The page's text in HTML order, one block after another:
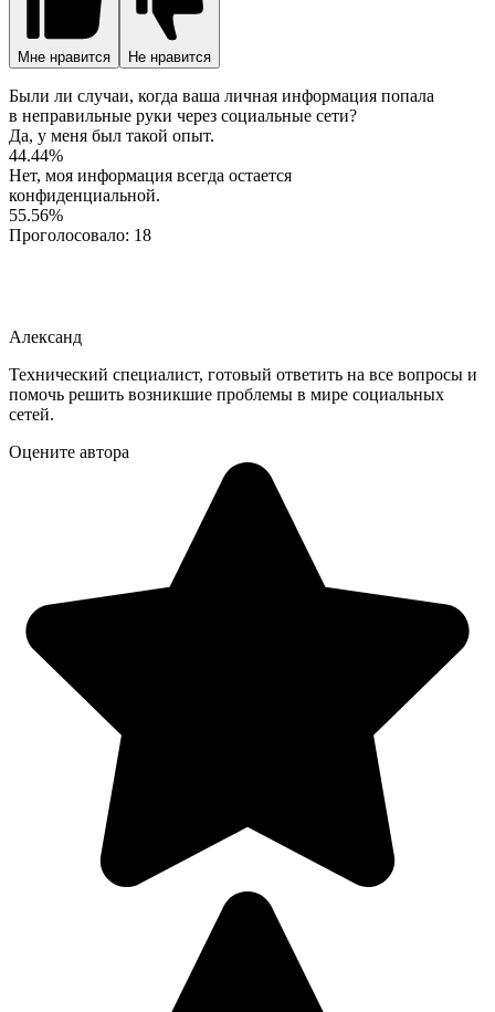
Мне нравится Не нравится
Были ли случаи, когда ваша личная информация попала
в неправильные руки через социальные сети?
Да, у меня был такой опыт.
44.44%
Нет, моя информация всегда остается
конфиденциальной.
55.56%
Проголосовало: 18
Александ
Технический специалист, готовый ответить на все вопросы и
помочь решить возникшие проблемы в мире социальных
сетей.
Оцените автора